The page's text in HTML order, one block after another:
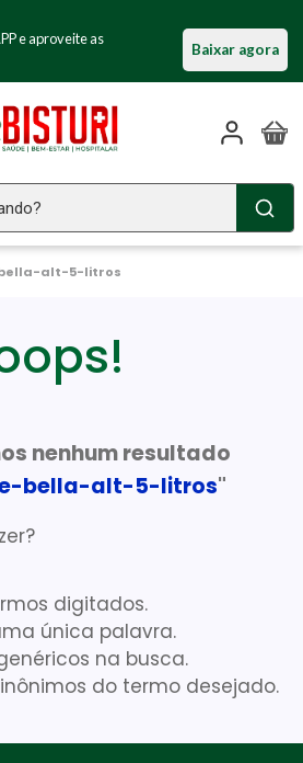
e aproveite as
Baixar agora
alt-5-litros
nenhum resultado
bella-alt-5-litros"
digitados.
única palavra.
na busca.
do termo desejado.